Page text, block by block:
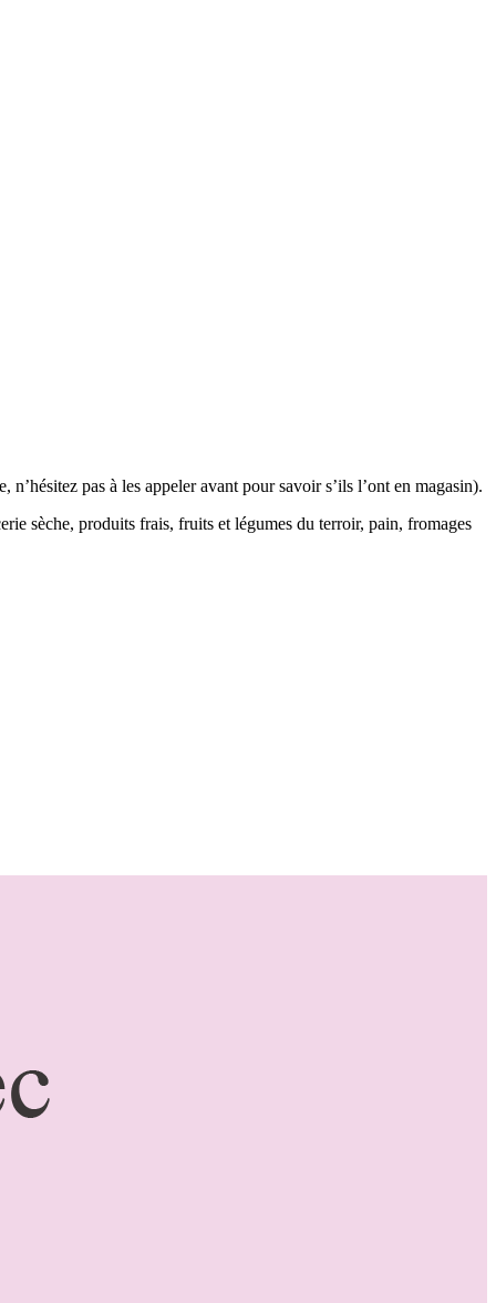
pas à les appeler avant pour savoir s’ils l’ont en magasin).
sèche, produits frais, fruits et légumes du terroir, pain, fromages